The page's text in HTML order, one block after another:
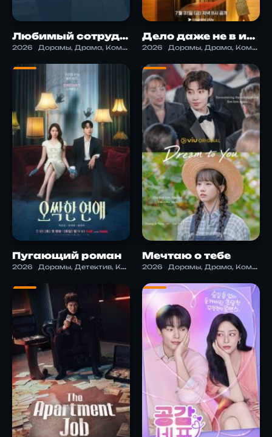
Любимый сотрудник
2026 Дорамы, Драма, Комедия, Романтика
Дело даже не в измене
2026 Дорамы, Драма, Комедия, Криминал, Саспенс, Триллер
Пугающий роман
2026 Дорамы, Детектив, Комедия, Криминал, Романтика, Ужасы, Фэнтези
Мечтаю о тебе
2026 Дорамы, Драма, Комедия